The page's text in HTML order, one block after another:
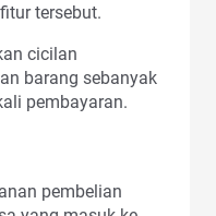
tersebut.
cicilan
barang sebanyak
pembayaran.
pembelian